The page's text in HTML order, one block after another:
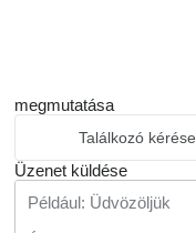
megmutatása
Találkozó kérése
Üzenet küldése